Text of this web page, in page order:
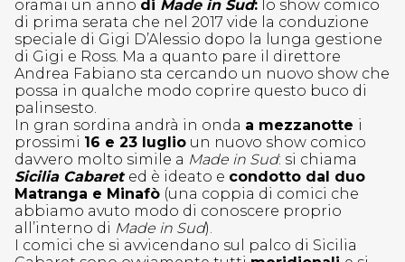
oramai un anno di Made in Sud: lo show comico
di prima serata che nel 2017 vide la conduzione
speciale di Gigi D’Alessio dopo la lunga gestione
di Gigi e Ross. Ma a quanto pare il direttore
Andrea Fabiano sta cercando un nuovo show che
possa in qualche modo coprire questo buco di
palinsesto.
In gran sordina andrà in onda a mezzanotte i
prossimi 16 e 23 luglio un nuovo show comico
davvero molto simile a Made in Sud: si chiama
Sicilia Cabaret ed è ideato e condotto dal duo
Matranga e Minafò (una coppia di comici che
abbiamo avuto modo di conoscere proprio
all’interno di Made in Sud).
I comici che si avvicendano sul palco di Sicilia